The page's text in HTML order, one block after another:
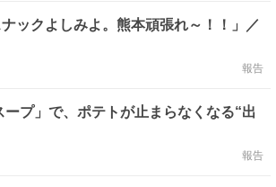
ックよしみよ。熊本頑張れ～！！」／
報告
プ」で、ポテトが止まらなくなる“出
報告